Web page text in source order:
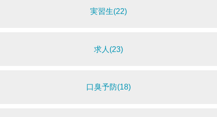
実習生(22)
求人(23)
口臭予防(18)